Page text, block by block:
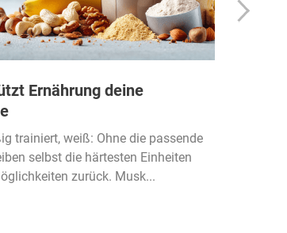
Ernährung deine
trainiert, weiß: Ohne die passende
selbst die härtesten Einheiten
zurück. Musk...